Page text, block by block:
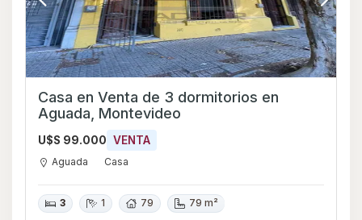
Casa en Venta de 3 dormitorios en
Aguada, Montevideo
U$S 99.000 VENTA
Aguada Casa
3 1 79 79 m²